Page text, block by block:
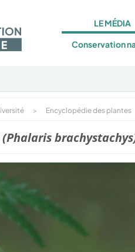
LE MÉDIA
Conservation
> Encyclopédie des plantes
(Phalaris